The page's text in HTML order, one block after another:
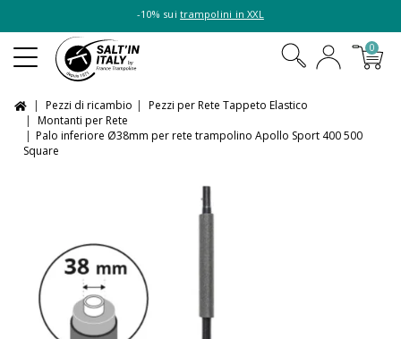
-10% suitrampolini in XXL
0
Pezzi di ricambio
Pezzi per Rete Tappeto Elastico
Montanti per Rete
Palo inferiore Ø38mm per rete trampolino Apollo Sport 400 500
Square